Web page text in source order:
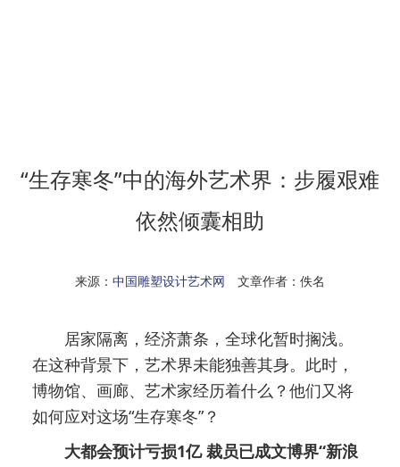
“生存寒冬”中的海外艺术界：步履艰难
依然倾囊相助
来源： 中国雕塑设计艺术网 文章作者：佚名
居家隔离，经济萧条，全球化暂时搁浅。
在这种背景下，艺术界未能独善其身。此时，
博物馆、画廊、艺术家经历着什么？他们又将
如何应对这场“生存寒冬”？
大都会预计亏损1亿 裁员已成文博界“新浪